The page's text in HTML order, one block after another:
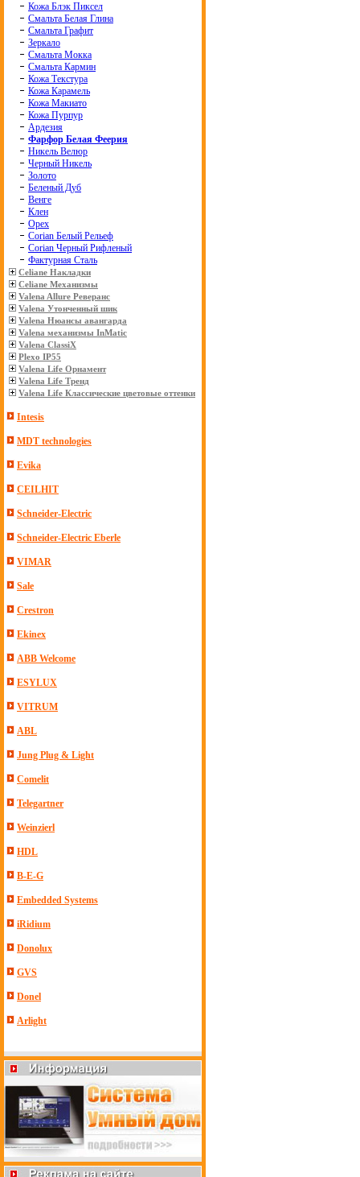
Кожа Блэк Пиксел
Смальта Белая Глина
Смальта Графит
Зеркало
Смальта Мокка
Смальта Кармин
Кожа Текстура
Кожа Карамель
Кожа Макиато
Кожа Пурпур
Ардезия
Фарфор Белая Феерия
Никель Велюр
Черный Никель
Золото
Беленый Дуб
Венге
Клен
Орех
Corian Белый Рельеф
Corian Черный Рифленый
Фактурная Сталь
Celiane Накладки
Celiane Механизмы
Valena Allure Реверанс
Valena Утонченный шик
Valena Нюансы авангарда
Valena механизмы InMatic
Valena ClassiX
Plexo IP55
Valena Life Орнамент
Valena Life Тренд
Valena Life Классические цветовые оттенки
Intesis
MDT technologies
Evika
CEILHIT
Schneider-Electric
Schneider-Electric Eberle
VIMAR
Sale
Crestron
Ekinex
ABB Welcome
ESYLUX
VITRUM
ABL
Jung Plug & Light
Comelit
Telegartner
Weinzierl
HDL
B-E-G
Embedded Systems
iRidium
Donolux
GVS
Donel
Arlight